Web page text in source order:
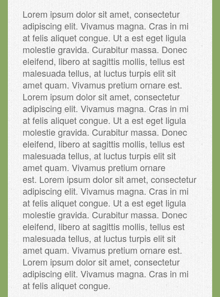
Lorem ipsum dolor sit amet, consectetur
adipiscing elit. Vivamus magna. Cras in mi
at felis aliquet congue. Ut a est eget ligula
molestie gravida. Curabitur massa. Donec
eleifend, libero at sagittis mollis, tellus est
malesuada tellus, at luctus turpis elit sit
amet quam. Vivamus pretium ornare est.
Lorem ipsum dolor sit amet, consectetur
adipiscing elit. Vivamus magna. Cras in mi
at felis aliquet congue. Ut a est eget ligula
molestie gravida. Curabitur massa. Donec
eleifend, libero at sagittis mollis, tellus est
malesuada tellus, at luctus turpis elit sit
amet quam. Vivamus pretium ornare
est. Lorem ipsum dolor sit amet, consectetur
adipiscing elit. Vivamus magna. Cras in mi
at felis aliquet congue. Ut a est eget ligula
molestie gravida. Curabitur massa. Donec
eleifend, libero at sagittis mollis, tellus est
malesuada tellus, at luctus turpis elit sit
amet quam. Vivamus pretium ornare est.
Lorem ipsum dolor sit amet, consectetur
adipiscing elit. Vivamus magna. Cras in mi
at felis aliquet congue.